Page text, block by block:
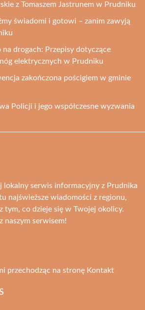
z Tomaszem Jastrunem w Prudniku
świadomi i gotowi – zanim zawyją
na drogach: Przepisy dotyczące
elektrycznych w Prudniku
zakończona pościgiem w gminie
Policji i jego współczesne wyzwania
serwis informacyjny z Prudnika
najświeższe wiadomości z regionu,
tym, co dzieje się w Twojej okolicy.
naszym serwisem!
przechodząc na stronę Kontakt